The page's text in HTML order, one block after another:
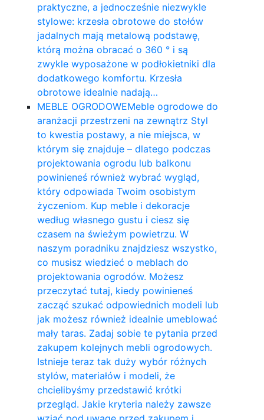
praktyczne, a jednocześnie niezwykle
stylowe: krzesła obrotowe do stołów
jadalnych mają metalową podstawę,
którą można obracać o 360 ° i są
zwykle wyposażone w podłokietniki dla
dodatkowego komfortu. Krzesła
obrotowe idealnie nadają…
MEBLE OGRODOWEMeble ogrodowe do
aranżacji przestrzeni na zewnątrz Styl
to kwestia postawy, a nie miejsca, w
którym się znajduje – dlatego podczas
projektowania ogrodu lub balkonu
powinieneś również wybrać wygląd,
który odpowiada Twoim osobistym
życzeniom. Kup meble i dekoracje
według własnego gustu i ciesz się
czasem na świeżym powietrzu. W
naszym poradniku znajdziesz wszystko,
co musisz wiedzieć o meblach do
projektowania ogrodów. Możesz
przeczytać tutaj, kiedy powinieneś
zacząć szukać odpowiednich modeli lub
jak możesz również idealnie umeblować
mały taras. Zadaj sobie te pytania przed
zakupem kolejnych mebli ogrodowych.
Istnieje teraz tak duży wybór różnych
stylów, materiałów i modeli, że
chcielibyśmy przedstawić krótki
przegląd. Jakie kryteria należy zawsze